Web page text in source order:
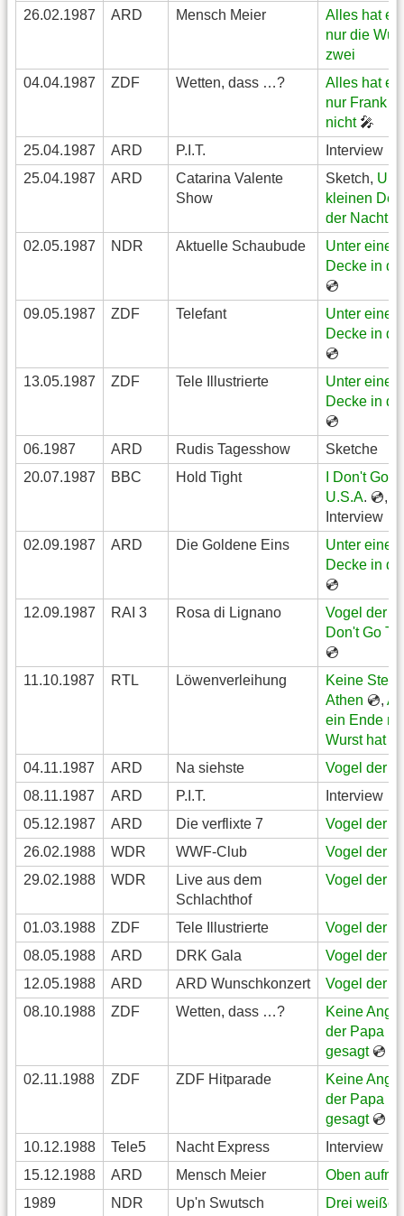
26.02.1987
ARD Mensch Meier
Alles hat
nur die
zwei
04.04.1987
ZDF Wetten, dass …?
Alles hat
nur Frank
nicht🎤
25.04.1987
ARD P.I.T.
Interview
25.04.1987
ARD
Catarina Valente
Show
Sketch,
kleinen
der Nacht💿
02.05.1987
NDR Aktuelle Schaubude
Unter einer
Decke in
💿
09.05.1987
ZDF Telefant
Unter einer
Decke in
💿
13.05.1987
ZDF Tele Illustrierte
Unter einer
Decke in
💿
06.1987
ARD Rudis Tagesshow
Sketche
20.07.1987
BBC Hold Tight
I Don't Go
U.S.A. 💿,
Interview
02.09.1987
ARD Die Goldene Eins
Unter einer
Decke in
💿
12.09.1987
RAI 3 Rosa di Lignano
Vogel der
Don't Go
💿
11.10.1987
RTL Löwenverleihung
Keine
Athen 💿,
ein Ende
Wurst hat
04.11.1987
ARD Na siehste
Vogel der
08.11.1987
ARD P.I.T.
Interview
05.12.1987
ARD Die verflixte 7
Vogel der
26.02.1988
WDR WWF-Club
Vogel der
29.02.1988
WDR
Live aus dem
Schlachthof
Vogel der
01.03.1988 ZDF Tele Illustrierte
Vogel der
08.05.1988
ARD DRK Gala
Vogel der
12.05.1988
ARD ARD Wunschkonzert
Vogel der
08.10.1988
ZDF Wetten, dass …?
Keine
der Papa
gesagt💿
02.11.1988
ZDF ZDF Hitparade
Keine
der Papa
gesagt💿
10.12.1988
Tele5 Nacht Express
Interview
15.12.1988
ARD Mensch Meier
Oben aufm
1989
NDR Up'n Swutsch
Drei weiße